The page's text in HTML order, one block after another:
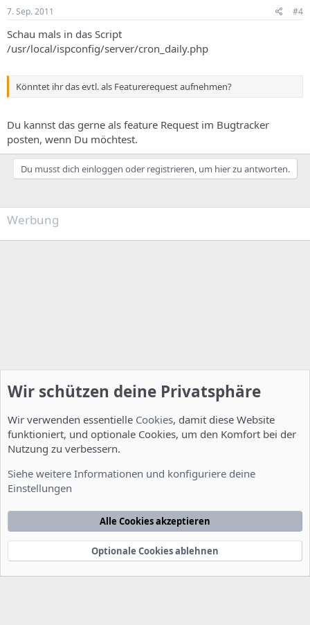
7. Sep. 2011 #4
Schau mals in das Script
/usr/local/ispconfig/server/cron_daily.php
Könntet ihr das evtl. als Featurerequest aufnehmen?
Du kannst das gerne als feature Request im Bugtracker
posten, wenn Du möchtest.
Du musst dich einloggen oder registrieren, um hier zu antworten.
Werbung
Nutzungsbedingungen Datenschutzerklärung
Startseite
e
Community platform by XenForo® © 2010-2022 XenForo Ltd.
xenDach©2010-2014
Wir schützen deine Privatsphäre
Wir verwenden essentielle Cookies, damit diese Website
funktioniert, und optionale Cookies, um den Komfort bei der
Nutzung zu verbessern.
Siehe weitere Informationen und konfiguriere deine
Einstellungen
Alle Cookies akzeptieren
Optionale Cookies ablehnen